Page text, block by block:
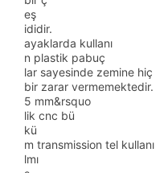
eş
ididir.
ayaklarda kullanı
n plastik pabuç
lar sayesinde zemine hiç
bir zarar vermemektedir.
5 mm&rsquo
lik cnc bü
kü
m transmission tel kullanı
lmı